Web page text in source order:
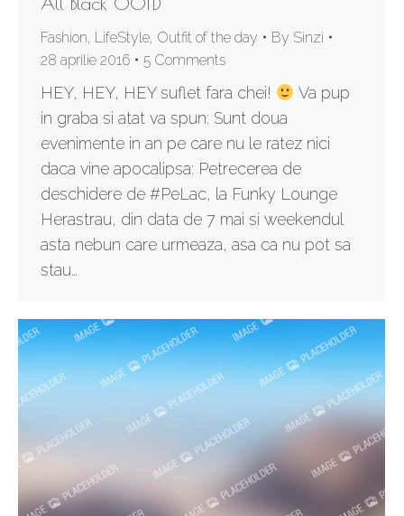
Fashion, LifeStyle, Outfit of the day By Sinzi
28 aprilie 2016
5 Comments
HEY, HEY, HEY suflet fara chei!
Va pup
in graba si atat va spun: Sunt doua
evenimente in an pe care nu le ratez nici
daca vine apocalipsa: Petrecerea de
deschidere de #PeLac, la Funky Lounge
Herastrau, din data de 7 mai si weekendul
asta nebun care urmeaza, asa ca nu pot sa
stau…